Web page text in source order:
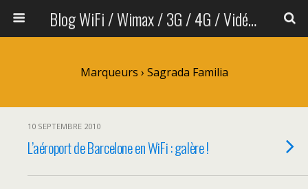
Blog WiFi / Wimax / 3G / 4G / Vidéo sans fil
Marqueurs › Sagrada Familia
10 SEPTEMBRE 2010
L’aéroport de Barcelone en WiFi : galère !